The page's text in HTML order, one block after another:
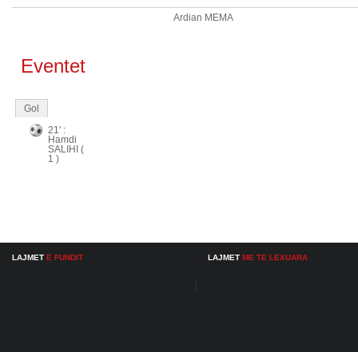
Ardian MEMA
Eventet
Gol
21' :
Hamdi
SALIHI (
1 )
LAJMET E FUNDIT LAJMET ME TE LEXUARA